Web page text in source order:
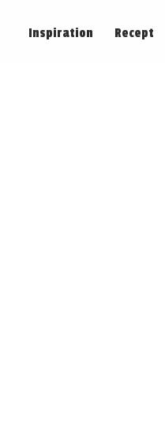
Inspiration Recept